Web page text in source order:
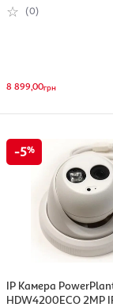
(0)
8 899,00грн
5
IP Камера
HDW4200ECO 2MP